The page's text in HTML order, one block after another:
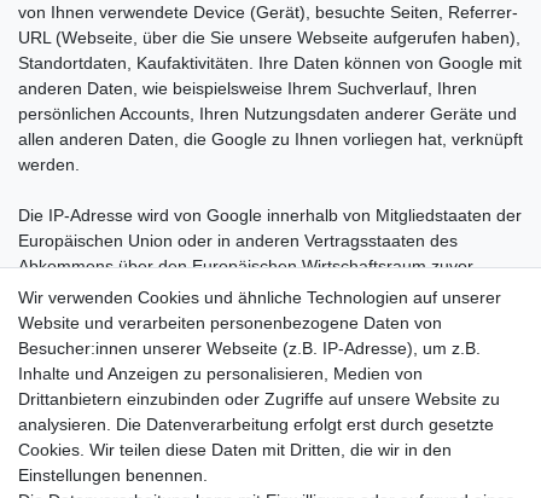
von Ihnen verwendete Device (Gerät), besuchte Seiten, Referrer-
URL (Webseite, über die Sie unsere Webseite aufgerufen haben),
Standortdaten, Kaufaktivitäten. Ihre Daten können von Google mit
anderen Daten, wie beispielsweise Ihrem Suchverlauf, Ihren
persönlichen Accounts, Ihren Nutzungsdaten anderer Geräte und
allen anderen Daten, die Google zu Ihnen vorliegen hat, verknüpft
werden.
Die IP-Adresse wird von Google innerhalb von Mitgliedstaaten der
Europäischen Union oder in anderen Vertragsstaaten des
Abkommens über den Europäischen Wirtschaftsraum zuvor
gekürzt.
Die Verarbeitung Ihrer personenbezogenen Daten erfolgt mit Ihrer
Einwilligung auf Grundlage des Art. 6 Abs. 1 lit. a DSGVO. Sie
können die Einwilligung jederzeit widerrufen, ohne dass die
Rechtmäßigkeit der aufgrund der Einwilligung bis zum Widerruf
erfolgten Verarbeitung berührt wird.
Wir verwenden Cookies und ähnliche Technologien auf unserer
Website und verarbeiten personenbezogene Daten von
Besucher:innen unserer Webseite (z.B. IP-Adresse), um z.B.
Inhalte und Anzeigen zu personalisieren, Medien von
Drittanbietern einzubinden oder Zugriffe auf unsere Website zu
analysieren. Die Datenverarbeitung erfolgt erst durch gesetzte
Cookies. Wir teilen diese Daten mit Dritten, die wir in den
Einstellungen benennen.